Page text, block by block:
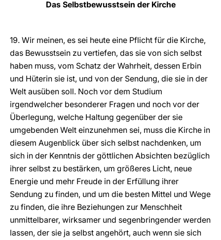
Das Selbstbewusstsein der Kirche
19. Wir meinen, es sei heute eine Pflicht für die Kirche,
das Bewusstsein zu vertiefen, das sie von sich selbst
haben muss, vom Schatz der Wahrheit, dessen Erbin
und Hüterin sie ist, und von der Sendung, die sie in der
Welt ausüben soll. Noch vor dem Studium
irgendwelcher besonderer Fragen und noch vor der
Überlegung, welche Haltung gegenüber der sie
umgebenden Welt einzunehmen sei, muss die Kirche in
diesem Augenblick über sich selbst nachdenken, um
sich in der Kenntnis der göttlichen Absichten bezüglich
ihrer selbst zu bestärken, um größeres Licht, neue
Energie und mehr Freude in der Erfüllung ihrer
Sendung zu finden, und um die besten Mittel und Wege
zu finden, die ihre Beziehungen zur Menschheit
unmittelbarer, wirksamer und segenbringender werden
lassen, der sie ja selbst angehört, auch wenn sie sich